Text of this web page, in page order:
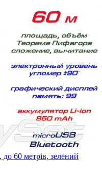
60 метрів, зелений